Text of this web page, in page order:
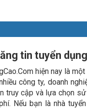
tin tuyển
hiện nay là
công ty, doanh
truy cập và lựa chọn
Nếu bạn là nhà